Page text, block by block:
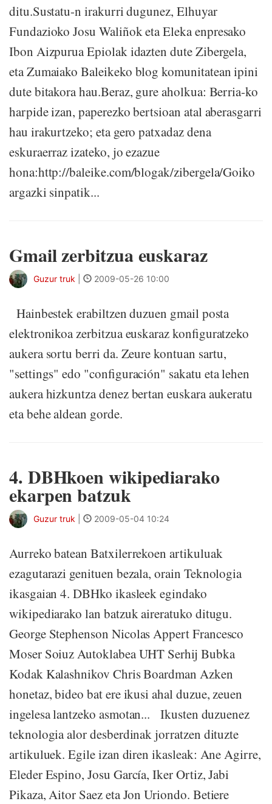
ditu.Sustatu-n irakurri dugunez, Elhuyar
Fundazioko Josu Waliñok eta Eleka enpresako
Ibon Aizpurua Epiolak idazten dute Zibergela,
eta Zumaiako Baleikeko blog komunitatean ipini
dute bitakora hau.Beraz, gure aholkua: Berria-ko
harpide izan, paperezko bertsioan atal aberasgarri
hau irakurtzeko; eta gero patxadaz dena
eskuraerraz izateko, jo ezazue
hona:http://baleike.com/blogak/zibergela/Goiko
argazki sinpatik...
Gmail zerbitzua euskaraz
Guzur truk 2009-05-26 10:00
Hainbestek erabiltzen duzuen gmail posta
elektronikoa zerbitzua euskaraz konfiguratzeko
aukera sortu berri da. Zeure kontuan sartu,
"settings" edo "configuración" sakatu eta lehen
aukera hizkuntza denez bertan euskara aukeratu
eta behe aldean gorde.
4. DBHkoen wikipediarako
ekarpen batzuk
Guzur truk 2009-05-04 10:24
Aurreko batean Batxilerrekoen artikuluak
ezagutarazi genituen bezala, orain Teknologia
ikasgaian 4. DBHko ikasleek egindako
wikipediarako lan batzuk aireratuko ditugu.
George Stephenson Nicolas Appert Francesco
Moser Soiuz Autoklabea UHT Serhij Bubka
Kodak Kalashnikov Chris Boardman Azken
honetaz, bideo bat ere ikusi ahal duzue, zeuen
ingelesa lantzeko asmotan... Ikusten duzuenez
teknologia alor desberdinak jorratzen dituzte
artikuluek. Egile izan diren ikasleak: Ane Agirre,
Eleder Espino, Josu García, Iker Ortiz, Jabi
Pikaza, Aitor Saez eta Jon Uriondo. Betiere